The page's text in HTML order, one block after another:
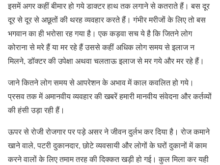
इसमें अगर कहीं बीमार हो गये डाक्टर हाथ तक लगाने से कतराते हैं। बस दूर
दूर से दूर से अछूतों की थरह व्यवहार करते हैं। गंभीर मरीजों के लिए तो बस
भगवान का ही भरोसा रह गया है। एक कड़वा सच ये है कि जितने लोग
कोराना से मरे हैं या मर रहे हैं उससे कहीं अधिक लोग समय से इलाज न
मिलने, डॉक्टर की उपेक्षा अथवा चलताऊ इलाज से मर गये और मर रहे हैं।
जाने कितने लोग समय से आपरेशन के अभाव में काल कवलित हो गये।
प्रसव तक में अमानवीय व्यवहार की खबरें हमारी मानवीय संवेदना और कर्तव्यों
की हंसी उड़ा रही हैं।
ऊपर से रोजी रोजगार पर पड़े असर ने जीवन दुर्लभ कर दिया है। रोज कमाने
खाने वाले, पटरी दुकानदार, छोटे व्यवसायी और लोगों के घरों दुकानों में काम
करने वालों के लिए तमाम तरह की दिक्कत खड़ी हो गई। कुल मिला कर यही